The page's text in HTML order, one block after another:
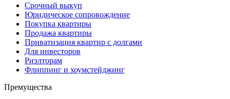
Срочный выкуп
Юридическое сопровождение
Покупка квартиры
Продажа квартиры
Приватизация квартир с долгами
Для инвесторов
Риэлторам
Флиппинг и хоумстейджинг
Премущества